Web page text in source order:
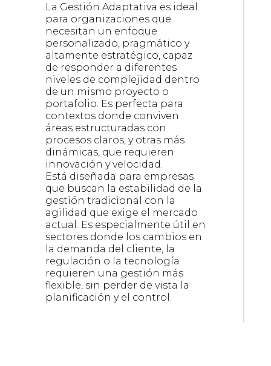
La Gestión Adaptativa es ideal
para organizaciones que
necesitan un enfoque
personalizado, pragmático y
altamente estratégico, capaz
de responder a diferentes
niveles de complejidad dentro
de un mismo proyecto o
portafolio. Es perfecta para
contextos donde conviven
áreas estructuradas con
procesos claros, y otras más
dinámicas, que requieren
innovación y velocidad.
Está diseñada para empresas
que buscan la estabilidad de la
gestión tradicional con la
agilidad que exige el mercado
actual. Es especialmente útil en
sectores donde los cambios en
la demanda del cliente, la
regulación o la tecnología
requieren una gestión más
flexible, sin perder de vista la
planificación y el control.